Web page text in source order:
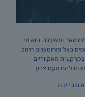
ותאילנד. הוא חי
בצל ומחומצנים היטב.
האקווריום
להם מעט צבע.
ובבריכה